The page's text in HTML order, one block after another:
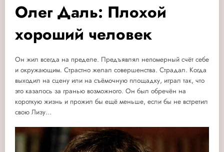
Олег Даль: Плохой
хороший человек
Он жил всегда на пределе. Предъявлял непомерный счёт себе
и окружающим. Страстно желал совершенства. Страдал. Когда
выходил на сцену или на съёмочную площадку, играл так, что
это казалось за гранью возможного. Он был обречён на
короткую жизнь и прожил бы ещё меньше, если бы не встретил
свою Лизу...